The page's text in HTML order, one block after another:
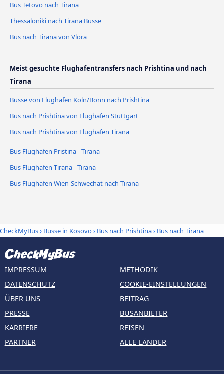
Bus Tetovo nach Tirana
Thessaloniki nach Tirana Busse
Bus nach Tirana von Vlora
Meist gesuchte Flughafentransfers nach Prishtina und nach
Tirana
Busse von Flughafen Köln/Bonn nach Prishtina
Bus nach Prishtina von Flughafen Stuttgart
Bus nach Prishtina von Flughafen Tirana
Bus Flughafen Pristina - Tirana
Bus Flughafen Tirana - Tirana
Bus Flughafen Wien-Schwechat nach Tirana
CheckMyBus› Busse in Kosovo› Bus nach Prishtina› Bus nach Tirana
IMPRESSUM
DATENSCHUTZ
ÜBER UNS
PRESSE
KARRIERE
PARTNER
METHODIK
COOKIE-EINSTELLUNGEN
BEITRAG
BUSANBIETER
REISEN
ALLE LÄNDER